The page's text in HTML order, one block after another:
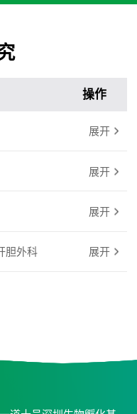
操作
展开
展开
展开
胆外科 展开